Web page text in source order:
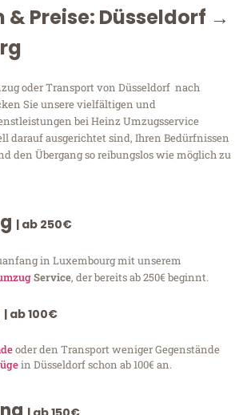
& Preise: Düsseldorf →
oder Transport von Düsseldorf nach
Sie unsere vielfältigen und
bei Heinz Umzugsservice
darauf ausgerichtet sind, Ihren Bedürfnissen
den Übergang so reibungslos wie möglich zu
| ab 250€
in Luxembourg mit unserem
Service, der bereits ab 250€ beginnt.
| ab 100€
oder den Transport weniger Gegenstände
in Düsseldorf schon ab 100€ an.